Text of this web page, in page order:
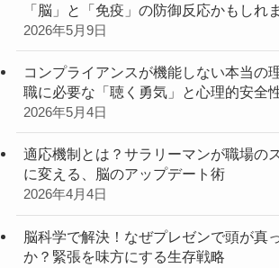
「脳」と「免疫」の防御反応かもしれ
2026年5月9日
コンプライアンスが機能しない本当の
職に必要な「聴く勇気」と心理的安全
2026年5月4日
適応機制とは？サラリーマンが職場の
に変える、脳のアップデート術
2026年4月4日
脳科学で解決！なぜプレゼンで頭が真
か？緊張を味方にする生存戦略